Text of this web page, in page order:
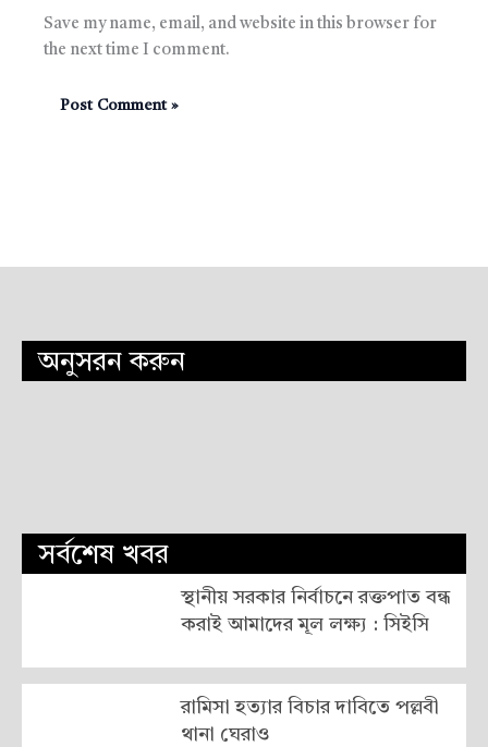
Save my name, email, and website in this browser for
the next time I comment.
অনুসরন করুন
সর্বশেষ খবর
স্থানীয় সরকার নির্বাচনে রক্তপাত বন্ধ
করাই আমাদের মূল লক্ষ্য : সিইসি
রামিসা হত্যার বিচার দাবিতে পল্লবী
থানা ঘেরাও